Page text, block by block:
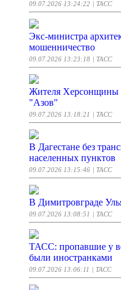
09.07.2026 13:24:22 | ТАСС
Экс-министра
мошенничество
09.07.2026 13:23:18 | ТАСС
Жителя Херсонщины
"Азов"
09.07.2026 13:18:21 | ТАСС
В Дагестане без
населенных пунктов
09.07.2026 13:15:46 | ТАСС
В Димитровграде
09.07.2026 13:08:51 | ТАСС
ТАСС: пропавшие у
были иностранками
09.07.2026 13:06:11 | ТАСС